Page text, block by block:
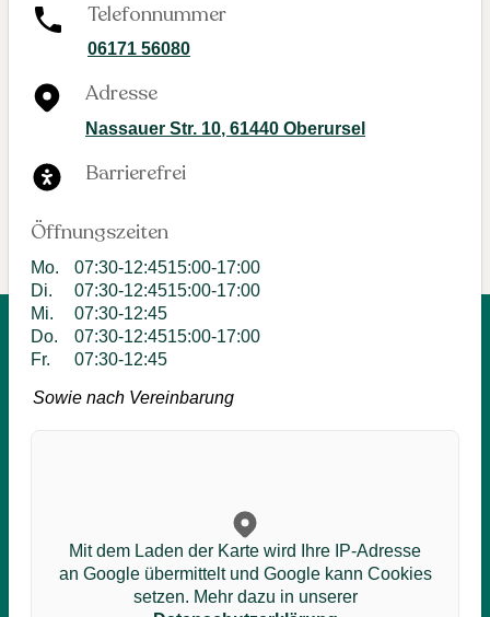
Telefonnummer
06171 56080
Adresse
Nassauer Str. 10, 61440 Oberursel
Barrierefrei
Öffnungszeiten
Mo. 07:30-12:4515:00-17:00
Di. 07:30-12:4515:00-17:00
Mi.
07:30-12:45
Do. 07:30-12:4515:00-17:00
Fr. 07:30-12:45
Sowie nach Vereinbarung
Mit dem Laden der Karte wird Ihre IP-Adresse
an Google übermittelt und Google kann Cookies
setzen. Mehr dazu in unserer